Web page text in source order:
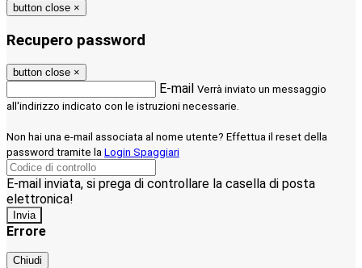
button close ×
Recupero password
button close ×
E-mail Verrà inviato un messaggio
all'indirizzo indicato con le istruzioni necessarie.
Non hai una e-mail associata al nome utente? Effettua il reset della
password tramite la Login Spaggiari
E-mail inviata, si prega di controllare la casella di posta
elettronica!
Errore
Chiudi